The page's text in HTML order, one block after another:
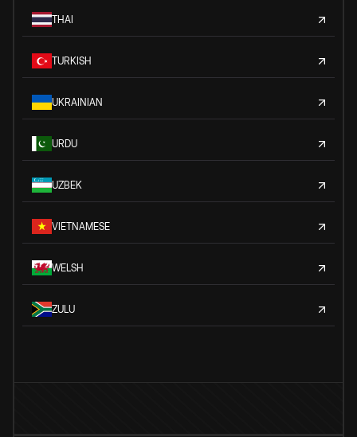
THAI
TURKISH
UKRAINIAN
URDU
UZBEK
VIETNAMESE
WELSH
ZULU